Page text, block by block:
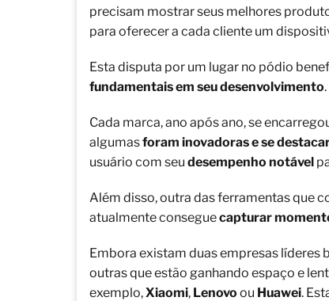
precisam mostrar seus melhores
para oferecer a cada cliente um
Esta disputa por um lugar no pódio
fundamentais em seu desenvolvimento.
Cada marca, ano após ano, se
algumasforam inovadoras e se
usuário com seu desempenho notável
Além disso, outra das ferramentas que
atualmente conseguecapturar
Embora existam duas empresas líderes
outras que estão ganhando espaço e
exemplo,Xiaomi, Lenovo ou Huawei.